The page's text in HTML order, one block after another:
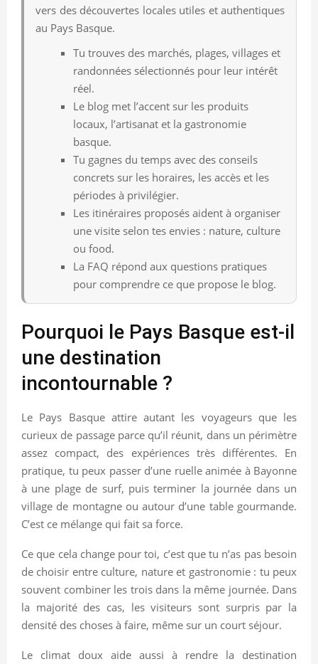
vers des découvertes locales utiles et authentiques
au Pays Basque.
Tu trouves des marchés, plages, villages et
randonnées sélectionnés pour leur intérêt
réel.
Le blog met l’accent sur les produits
locaux, l’artisanat et la gastronomie
basque.
Tu gagnes du temps avec des conseils
concrets sur les horaires, les accès et les
périodes à privilégier.
Les itinéraires proposés aident à organiser
une visite selon tes envies : nature, culture
ou food.
La FAQ répond aux questions pratiques
pour comprendre ce que propose le blog.
Pourquoi le Pays Basque est-il
une destination
incontournable ?
Le Pays Basque attire autant les voyageurs que les
curieux de passage parce qu’il réunit, dans un périmètre
assez compact, des expériences très différentes. En
pratique, tu peux passer d’une ruelle animée à Bayonne
à une plage de surf, puis terminer la journée dans un
village de montagne ou autour d’une table gourmande.
C’est ce mélange qui fait sa force.
Ce que cela change pour toi, c’est que tu n’as pas besoin
de choisir entre culture, nature et gastronomie : tu peux
souvent combiner les trois dans la même journée. Dans
la majorité des cas, les visiteurs sont surpris par la
densité des choses à faire, même sur un court séjour.
Le climat doux aide aussi à rendre la destination